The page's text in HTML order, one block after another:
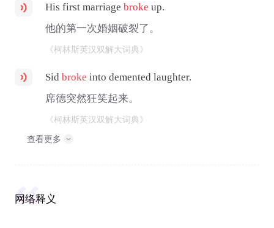
His first marriagebroke up.
他的第一次婚姻破裂了。
《柯林斯英汉双解大词典》
Sidbroke into demented laughter.
席德突然狂笑起来。
《柯林斯英汉双解大词典》
查看更多
网络释义